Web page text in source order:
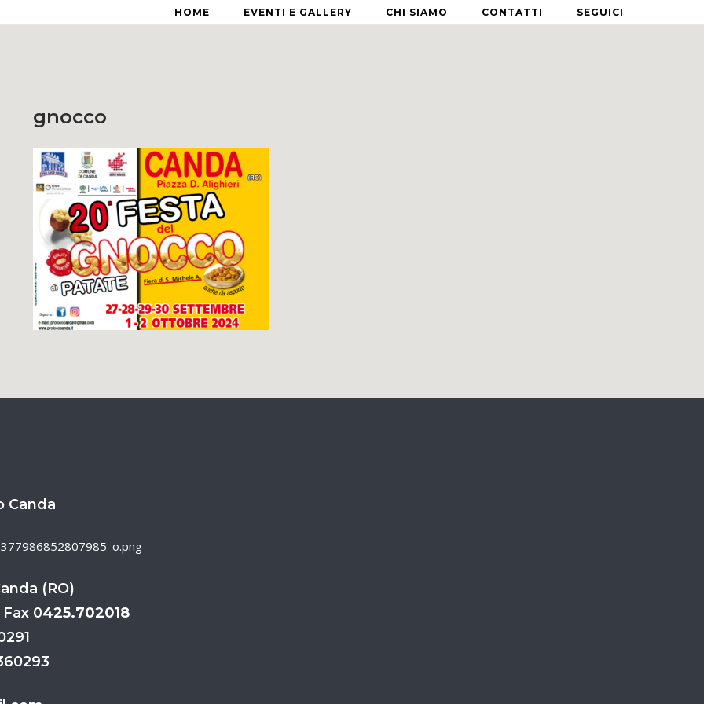
HOME EVENTI E GALLERY CHI SIAMO CONTATTI SEGUICI
gnocco
Canda
(RO)
0425.702018